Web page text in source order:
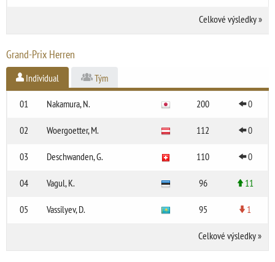
Celkové výsledky»
Grand-Prix Herren
Individual Tým
01 Nakamura, N. 200 0
02 Woergoetter, M. 112 0
03 Deschwanden, G. 110 0
04 Vagul, K. 96 11
05 Vassilyev, D. 95 1
Celkové výsledky»